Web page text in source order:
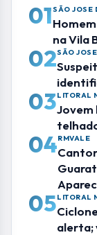
01SÃO JOSE
na Vila
02SÃO
03LITORAL
Jovem
04RMVALE
05LITORAL
alerta;